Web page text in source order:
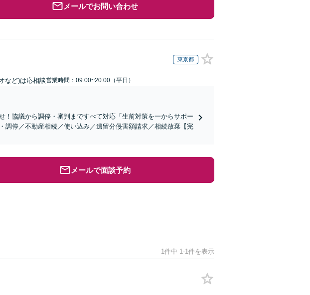
メールでお問い合わせ
東京都
など)は応相談営業時間：09:00~20:00（平日）
！協議から調停・審判まですべて対応「生前対策を一からサポー
調停／不動産相続／使い込み／遺留分侵害額請求／相続放棄【完
メールで面談予約
1件中 1-1件を表示